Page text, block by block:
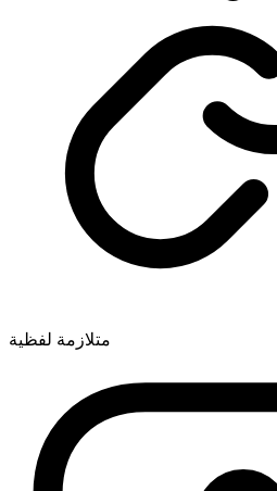
متلازمة لفظية